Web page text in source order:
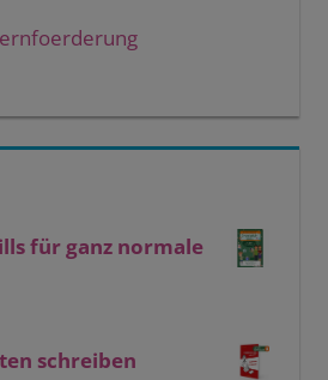
für ganz normale
schreiben